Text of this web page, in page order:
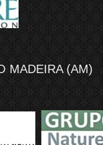
MADEIRA (AM)